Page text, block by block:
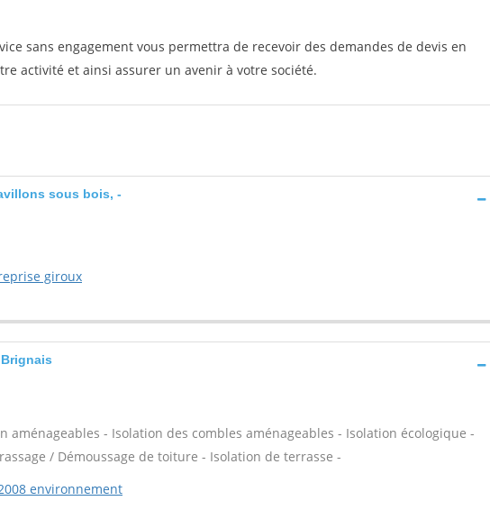
sans engagement vous permettra de recevoir des demandes de devis en
activité et ainsi assurer un avenir à votre société.
sous bois, -
giroux
aménageables - Isolation des combles aménageables - Isolation écologique -
/ Démoussage de toiture - Isolation de terrasse -
environnement